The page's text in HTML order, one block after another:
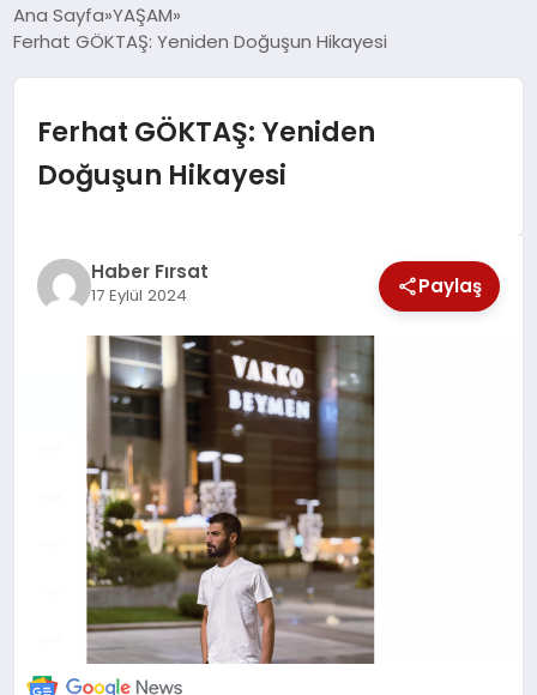
YAŞAM
TEKNOLOJİ
EKONOMİ
MAGAZİN
DÜNYA
Ana Sayfa YAŞAM
Ferhat GÖKTAŞ: Yeniden Doğuşun Hikayesi
Ferhat GÖKTAŞ: Yeniden
Doğuşun Hikayesi
Haber Fırsat
17 Eylül 2024 Paylaş